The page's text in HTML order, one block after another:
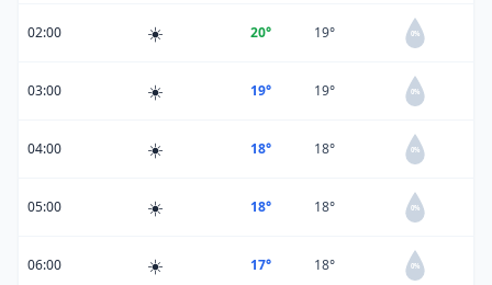
02:00 ☀️ 20° 19° 0%
03:00 ☀️ 19° 19° 0%
04:00 ☀️ 18° 18° 0%
05:00 ☀️ 18° 18° 0%
06:00 ☀️ 17° 18° 0%